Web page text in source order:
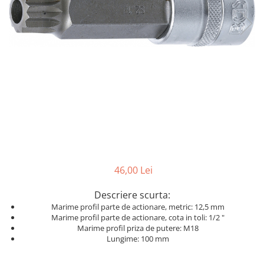
Dispozitive pentru anvelope
Gresoare
Alternator, Fulie
Mazda
Mercedes-Benz
Suzuki
Toyota
Dispozitive magnetice, oglinzi,
lampi
46,00 Lei
Descriere scurta:
Marime profil parte de actionare, metric: 12,5 mm
Marime profil parte de actionare, cota in toli: 1/2 "
Marime profil priza de putere: M18
Lungime: 100 mm